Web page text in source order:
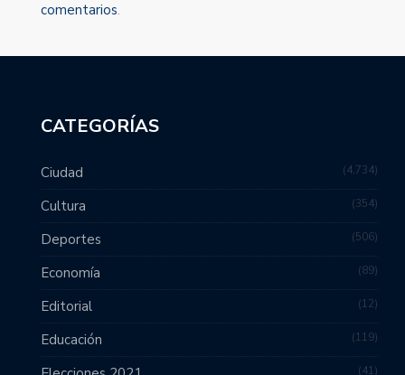
comentarios.
CATEGORÍAS
Ciudad 4,734
Cultura 354
Deportes 506
Economía 89
Editorial 12
Educación 119
41